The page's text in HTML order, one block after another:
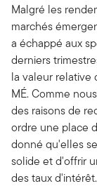
Malgré les
marchés
a échappé aux
derniers
la valeur relative
MÉ. Comme
des raisons de
ordre une place
donné qu'elles
solide et d'offrir
des taux d'intérêt.